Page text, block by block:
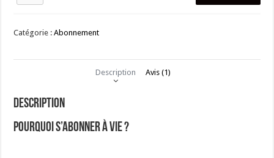
à
Catégorie :Abonnement
Description Avis (1)
Description
Pourquoi s’abonner à vie ?